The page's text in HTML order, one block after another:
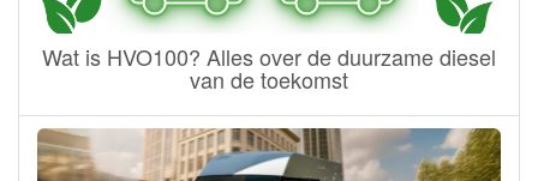
Wat is HVO100? Alles over de duurzame diesel
van de toekomst